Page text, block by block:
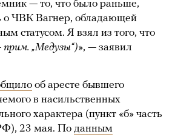
— то, что было раньше,
о ЧВК Вагнер, обладающей
статусом. Я взял из того, что
прим. „Медузы“)», — заявил
об аресте бывшего
в насильственных
характера (пункт «б» часть
23 мая. По данным